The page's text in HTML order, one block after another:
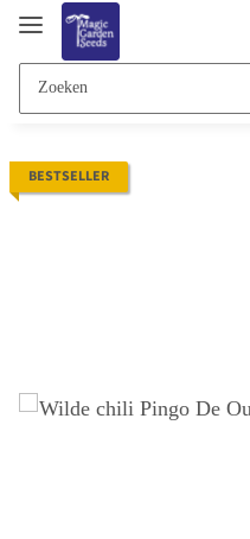
BESTSELLER